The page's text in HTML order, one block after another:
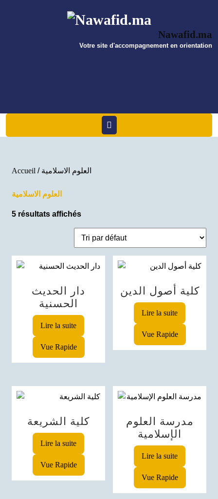
Nawafid.ma
Votre site d'accompagnement en orientation
Accueil / العلوم الاسلامية
العلوم الاسلامية
5 résultats affichés
دار الحديث
الحسنية
Lire la suite
Vue Rapide
كلية أصول الدين
Lire la suite
Vue Rapide
كلية الشريعة
Lire la suite
Vue Rapide
مدرسة العلوم
الإسلامية
Lire la suite
Vue Rapide